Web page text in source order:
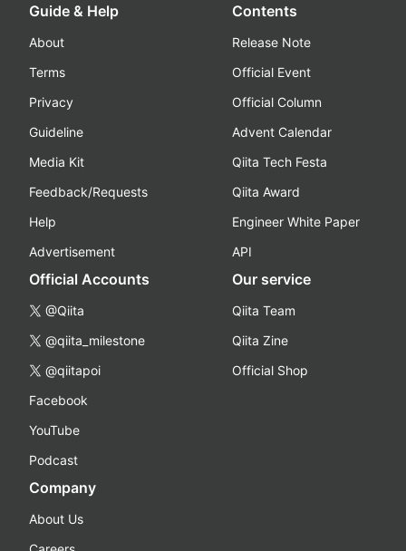
Guide & Help
About
Terms
Privacy
Guideline
Media Kit
Feedback/Requests
Help
Advertisement
Contents
Release Note
Official Event
Official Column
Advent Calendar
Qiita Tech Festa
Qiita Award
Engineer White Paper
API
Official Accounts
@Qiita
@qiita_milestone
@qiitapoi
Facebook
YouTube
Podcast
Our service
Qiita Team
Qiita Zine
Official Shop
Company
About Us